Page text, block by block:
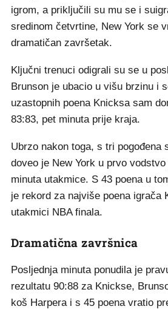
igrom, a priključili su mu se i
sredinom četvrtine, New York se
dramatičan završetak.
Ključni trenuci odigrali su se u
Brunson je ubacio u višu brzinu i
uzastopnih poena Knicksa sam
83:83, pet minuta prije kraja.
Ubrzo nakon toga, s tri pogođena
doveo je New York u prvo
minuta utakmice. S 43 poena u
je rekord za najviše poena igrača
utakmici NBA finala.
Dramatična završnica
Posljednja minuta ponudila je
rezultatu 90:88 za Knickse,
koš Harpera i s 45 poena vratio